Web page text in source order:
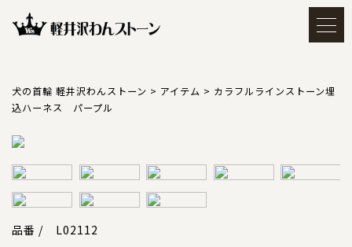
買い物かごを見る
犬の首輪 軽井沢わんストーン > アイテム > カラフルラインストーン埋
込ハーネス パープル
品番 / L02112